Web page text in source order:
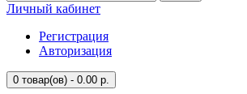
Личный кабинет
Регистрация
Авторизация
0 товар(ов) - 0.00 р.